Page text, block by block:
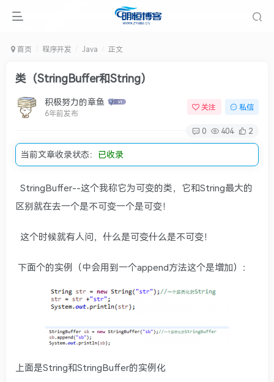
首页 程序开发 Java 正文
类（StringBuffer和String）
积极努力的章鱼
6年前发布
关注 私信
0 404 2
当前文章收录状态： 已收录
StringBuffer--这个我称它为可变的类，它和String最大的
区别就在去一个是不可变一个是可变！
这个时候就有人问，什么是可变什么是不可变！
下面个的实例（中会用到一个append方法这个是增加）：
上面是String和StringBuffer的实例化